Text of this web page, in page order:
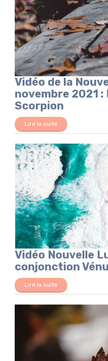
Vidéo de la
novembre 2021 :
Scorpion
Lire la suite
Vidéo Nouvelle
conjonction
Lire la suite